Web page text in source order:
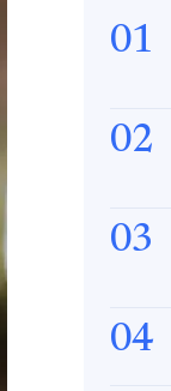
01
02
03
04